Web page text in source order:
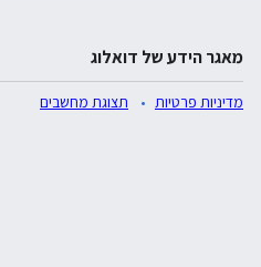
מאגר הידע של דואלוג
מדיניות פרטיות תצוגת מחשבים